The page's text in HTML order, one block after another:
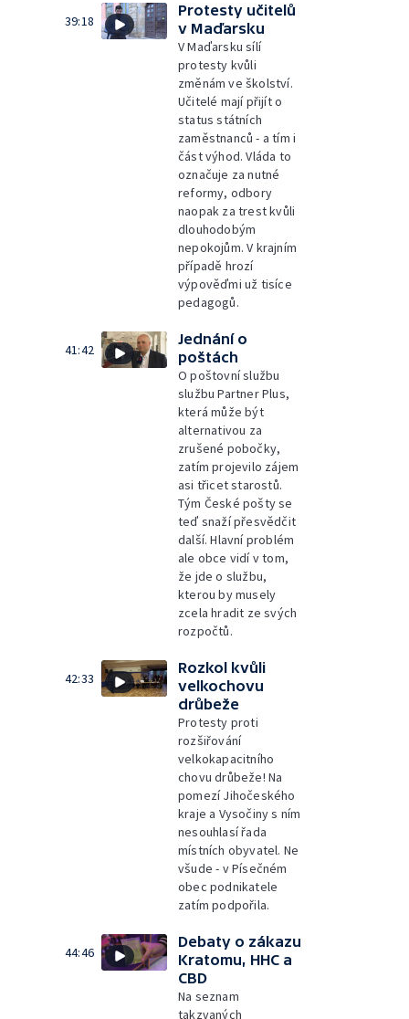
39:18
Protesty učitelů
v Maďarsku
V Maďarsku sílí
protesty kvůli
změnám ve školství.
Učitelé mají přijít o
status státních
zaměstnanců - a tím i
část výhod. Vláda to
označuje za nutné
reformy, odbory
naopak za trest kvůli
dlouhodobým
nepokojům. V krajním
případě hrozí
výpověďmi už tisíce
pedagogů.
41:42
Jednání o
poštách
O poštovní službu
službu Partner Plus,
která může být
alternativou za
zrušené pobočky,
zatím projevilo zájem
asi třicet starostů.
Tým České pošty se
teď snaží přesvědčit
další. Hlavní problém
ale obce vidí v tom,
že jde o službu,
kterou by musely
zcela hradit ze svých
rozpočtů.
42:33
Rozkol kvůli
velkochovu
drůbeže
Protesty proti
rozšiřování
velkokapacitního
chovu drůbeže! Na
pomezí Jihočeského
kraje a Vysočiny s ním
nesouhlasí řada
místních obyvatel. Ne
všude - v Písečném
obec podnikatele
zatím podpořila.
44:46
Debaty o zákazu
Kratomu, HHC a
CBD
Na seznam
takzvaných